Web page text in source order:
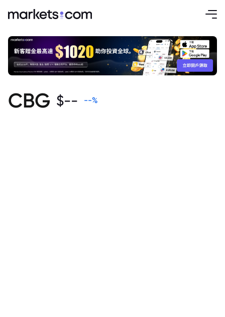
CBG $-- --%